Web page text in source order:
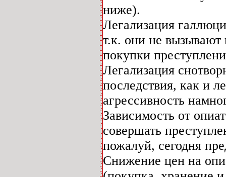
ниже).
Легализация
т.к. они не
покупки
Легализация
последствия, как и
агрессивность
Зависимость от
совершать
пожалуй, сегодня
Снижение цен на